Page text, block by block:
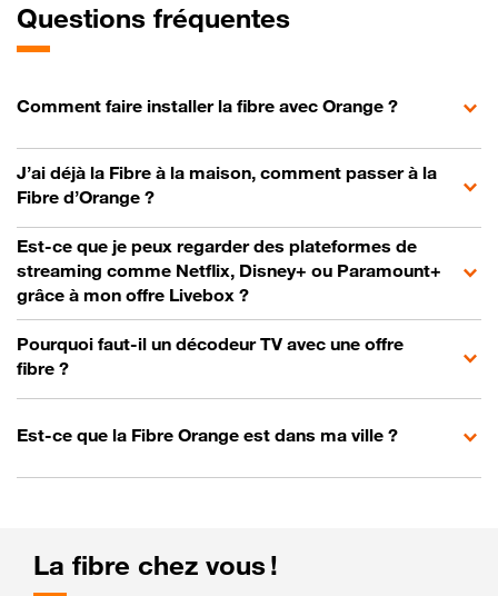
Questions fréquentes
Comment faire installer la fibre avec Orange ?
J’ai déjà la Fibre à la maison, comment passer à la
Fibre d’Orange ?
Est-ce que je peux regarder des plateformes de
streaming comme Netflix, Disney+ ou Paramount+
grâce à mon offre Livebox ?
Pourquoi faut-il un décodeur TV avec une offre
fibre ?
Est-ce que la Fibre Orange est dans ma ville ?
La fibre chez vous !